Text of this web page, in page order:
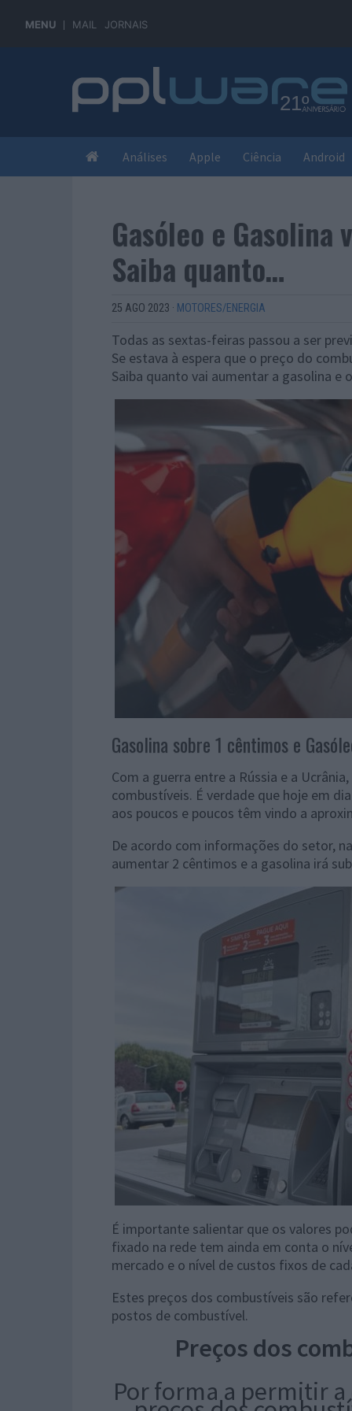
MENU MAIL JORNAIS
Análises Apple Ciência Android
Gasóleo e
Saiba quanto…
25 AGO 2023 · MOTORES/ENERGIA
Todas as sextas-feiras passou a ser
Se estava à espera que o preço do
Saiba quanto vai aumentar a gasolina e
Gasolina sobre 1 cêntimos e
Com a guerra entre a Rússia e a
combustíveis. É verdade que hoje em
aos poucos e poucos têm vindo a
De acordo com informações do setor,
aumentar 2 cêntimos e a gasolina irá
É importante salientar que os valores
fixado na rede tem ainda em conta o
mercado e o nível de custos fixos de
Estes preços dos combustíveis são
postos de combustível.
Preços dos
Por forma a permitir